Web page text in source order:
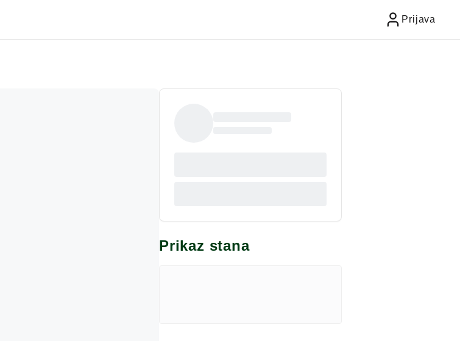
Prijava
Prikaz stana